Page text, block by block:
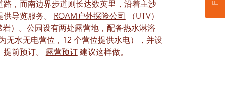
路，而南边界步道则长达数英里，沿着主沙
导览服务。 ROAM户外探险公司
（UTV）
）。公园设有两处露营地，配备热水淋浴
无水无电营位，12 个营位提供水电），并设
前预订。 露营预订 建议这样做。